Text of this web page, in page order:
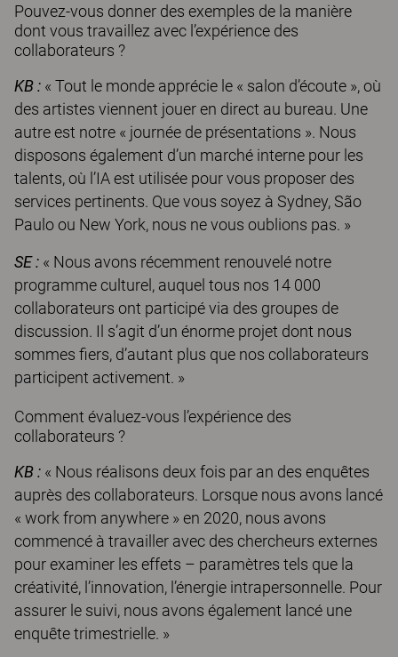
Pouvez-vous donner des exemples de la manière
dont vous travaillez avec l’expérience des
collaborateurs ?
KB : « Tout le monde apprécie le « salon d’écoute », où
des artistes viennent jouer en direct au bureau. Une
autre est notre « journée de présentations ». Nous
disposons également d’un marché interne pour les
talents, où l’IA est utilisée pour vous proposer des
services pertinents. Que vous soyez à Sydney, São
Paulo ou New York, nous ne vous oublions pas. »
SE : « Nous avons récemment renouvelé notre
programme culturel, auquel tous nos 14 000
collaborateurs ont participé via des groupes de
discussion. Il s’agit d’un énorme projet dont nous
sommes fiers, d’autant plus que nos collaborateurs
participent activement. »
Comment évaluez-vous l’expérience des
collaborateurs ?
KB : « Nous réalisons deux fois par an des enquêtes
auprès des collaborateurs. Lorsque nous avons lancé
« work from anywhere » en 2020, nous avons
commencé à travailler avec des chercheurs externes
pour examiner les effets – paramètres tels que la
créativité, l’innovation, l’énergie intrapersonnelle. Pour
assurer le suivi, nous avons également lancé une
enquête trimestrielle. »